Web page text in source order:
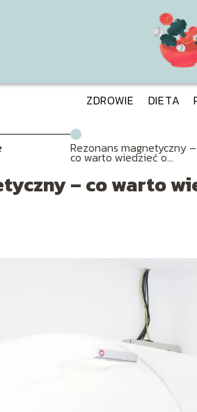
ZDROWIE DIETA
Rezonans magnetyczny –
co warto wiedzieć o
badaniu i jego
– co warto